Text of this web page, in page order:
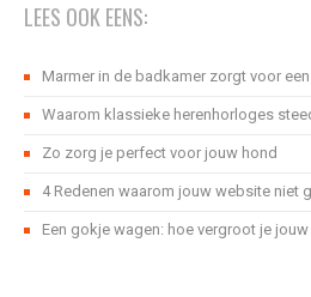
LEES OOK EENS:
Marmer in de badkamer zorgt voor
Waarom klassieke herenhorloges
Zo zorg je perfect voor jouw hond
4 Redenen waarom jouw website niet
Een gokje wagen: hoe vergroot je